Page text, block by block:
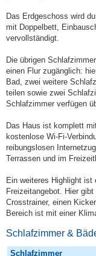
Das Erdgeschoss wird
mit Doppelbett,
vervollständigt.
Die übrigen
einen Flur zugänglich:
Bad, zwei weitere
teilen sowie zwei
Schlafzimmer verfügen
Das Haus ist komplett
kostenlose Wi-Fi-
reibungslosen
Terrassen und im
Ein weiteres Highlight ist
Freizeitangebot. Hier
Crosstrainer, einen
Bereich ist mit einer
Schlafzimmer &
Schlafzimmer